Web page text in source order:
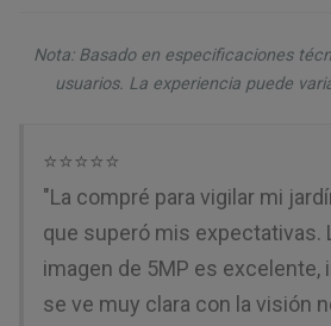
Nota: Basado en especificaciones
usuarios. La experiencia puede
⭐⭐⭐⭐⭐
"La compré para vigilar mi
que superó mis expectativas.
imagen de 5MP es excelente,
se ve muy clara con la visión